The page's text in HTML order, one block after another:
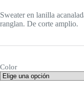
Sweater en lanilla
ranglan. De corte amplio.
Color